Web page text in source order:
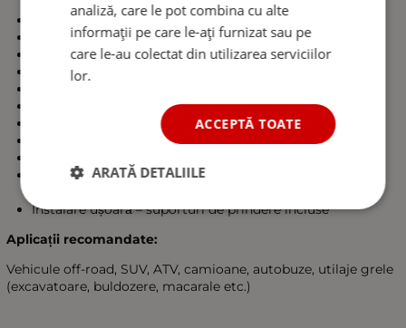
Ultra Slim – grosime de doar 3 cm
Intensitate luminoasă: 9000 lumeni
Tehnologie Combo Beam: Spot + Flood
Alimentare: 12V / 24V
Dimensiuni: 540 x 30 mm
Temperatura de culoare: 6000K (Alb rece)
Protecție ridicată împotriva apei, prafului, șocurilor și
Instalare ușoară – suporturi de prindere incluse
Aplicații recomandate:
Vehicule off-road, SUV, ATV, camioane, autobuze, utilaje grele
(excavatoare, buldozere, macarale etc.)
analiză, care le pot combina cu alte
informații pe care le-ați furnizat sau pe
care le-au colectat din utilizarea serviciilor
lor.
ACCEPTĂ TOATE
ARATĂ DETALIILE